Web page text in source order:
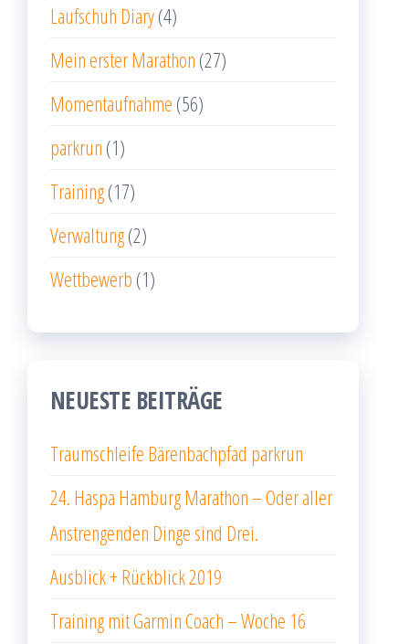
Laufschuh Diary(4)
Mein erster Marathon (27)
Momentaufnahme (56)
parkrun (1)
Training(17)
Verwaltung(2)
Wettbewerb (1)
NEUESTE BEITRÄGE
Traumschleife Bärenbachpfad parkrun
24. Haspa Hamburg Marathon – Oder aller
Anstrengenden Dinge sind Drei.
Ausblick + Rückblick 2019
Training mit Garmin Coach – Woche 16